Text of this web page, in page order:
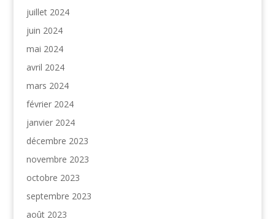
juillet 2024
juin 2024
mai 2024
avril 2024
mars 2024
février 2024
janvier 2024
décembre 2023
novembre 2023
octobre 2023
septembre 2023
août 2023